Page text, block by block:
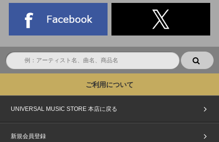
ご利用について
UNIVERSAL MUSIC STORE 本店に戻る
新規会員登録